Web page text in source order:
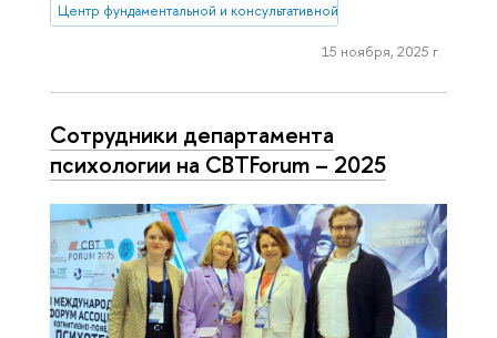
Центр фундаментальной и консультативной персонологии
15 ноября, 2025 г.
Сотрудники департамента
психологии на CBTForum – 2025